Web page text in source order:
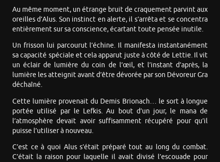
Au même moment, un étrange bruit de craquement parvint aux
oreilles d’Alus. Son instinct en alerte, il s’arrêta et se concentra
entièrement sur sa conscience, écartant toute pensée inutile.
Un frisson lui parcourut l’échine. Il manifesta instantanément
sa capacité spéciale et cela apparut juste à côté de Lettie. Il vit
un éclair de lumière du coin de l’œil, et l’instant d’après, la
lumière les atteignit avant d’être dévorée par son Dévoreur Gra
déchaîné.
Cette lumière provenait du Demis Brionach… le sort à longue
portée utilisé par le Lefkis. Au bout d’un jour, le mana de
l’atmosphère devait avoir suffisamment récupéré pour qu’il
puisse l’utiliser à nouveau.
C’est ce à quoi Alus s’était préparé tout au long du combat.
C’était la raison pour laquelle il avait divisé l’escouade pour